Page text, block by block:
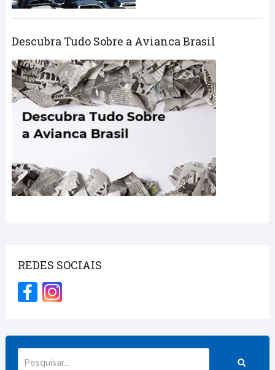
Descubra Tudo Sobre a Avianca Brasil
REDES SOCIAIS